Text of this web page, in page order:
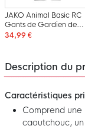
JAKO Animal Basic RC
Gants de Gardien de
But Blanc Vert Noir
34,99 €
Description du
Caractéristiques
Comprend une
caoutchouc,